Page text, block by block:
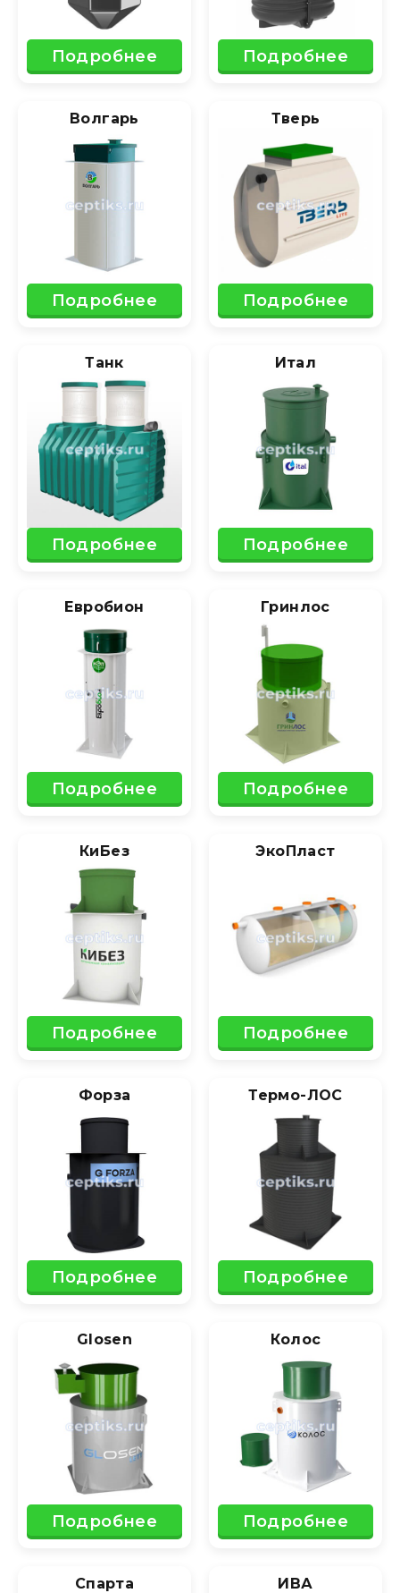
Подробнее Подробнее
Волгарь
Подробнее
Тверь
Подробнее
Танк
Подробнее
Итал
Подробнее
Евробион
Подробнее
Гринлос
Подробнее
КиБез
Подробнее
ЭкоПласт
Подробнее
Форза
Подробнее
Термо-ЛОС
Подробнее
Glosen
Подробнее
Колос
Подробнее
Спарта ИВА